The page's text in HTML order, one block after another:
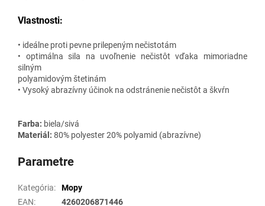
Vlastnosti:
• ideálne proti pevne prilepeným nečistotám
• optimálna sila na uvoľnenie nečistôt vďaka mimoriadne
silným
polyamidovým štetinám
• Vysoký abrazívny účinok na odstránenie nečistôt a škvŕn
Farba: biela/sivá
Materiál: 80% polyester 20% polyamid (abrazívne)
Parametre
Kategória:
Mopy
EAN: 4260206871446